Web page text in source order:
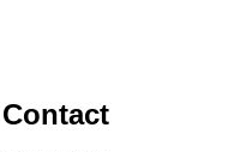
Contact